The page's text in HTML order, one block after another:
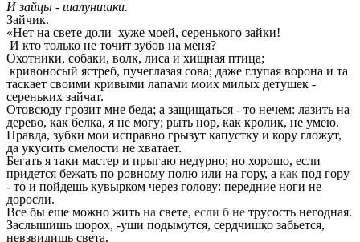
И зайцы - шалунишки.
Зайчик.
«Нет на свете доли хуже моей, серенького зайки!
И кто только не точит зубов на меня?
Охотники, собаки, волк, лиса и хищная птица;
кривоносый ястреб, пучеглазая сова; даже глупая ворона и та
таскает своими кривыми лапами моих милых детушек -
сереньких зайчат.
Отовсюду грозит мне беда; а защищаться - то нечем: лазить на
дерево, как белка, я не могу; рыть нор, как кролик, не умею.
Правда, зубки мои исправно грызут капустку и кору гложут,
да укусить смелости не хватает.
Бегать я таки мастер и прыгаю недурно; но хорошо, если
придется бежать по ровному полю или на гору, а как под гору
- то и пойдешь кувырком через голову: передние ноги не
доросли.
Все бы еще можно жить на свете, если б не трусость негодная.
Заслышишь шорох, -уши подымутся, сердчишко забьется,
невзвидишь света.